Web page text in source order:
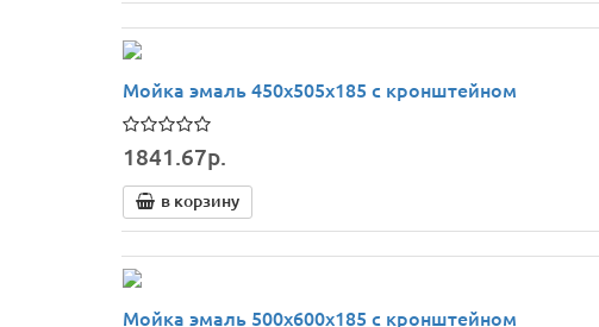
Мойка эмаль 450х505х185 с кронштейном
1841.67р.
в корзину
Мойка эмаль 500х600х185 с кронштейном